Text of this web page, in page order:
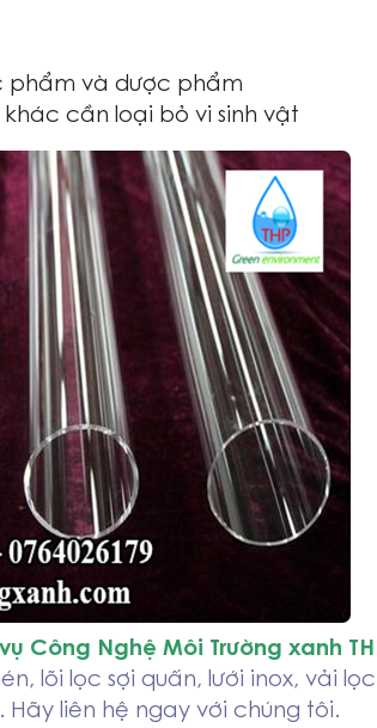
phẩm và dược phẩm
cần loại bỏ vi sinh vật
Công Nghệ Môi Trường xanh
lõi lọc sợi quấn, lưới inox, vải
liên hệ ngay với chúng tôi.